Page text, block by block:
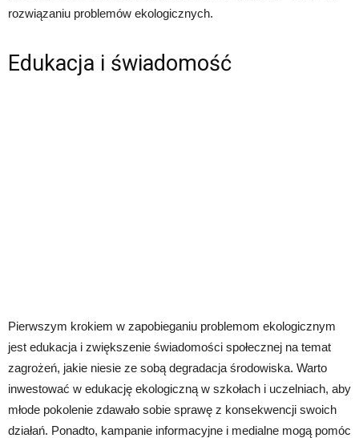
rozwiązaniu problemów ekologicznych.
Edukacja i świadomość
Pierwszym krokiem w zapobieganiu problemom ekologicznym
jest edukacja i zwiększenie świadomości społecznej na temat
zagrożeń, jakie niesie ze sobą degradacja środowiska. Warto
inwestować w edukację ekologiczną w szkołach i uczelniach, aby
młode pokolenie zdawało sobie sprawę z konsekwencji swoich
działań. Ponadto, kampanie informacyjne i medialne mogą pomóc